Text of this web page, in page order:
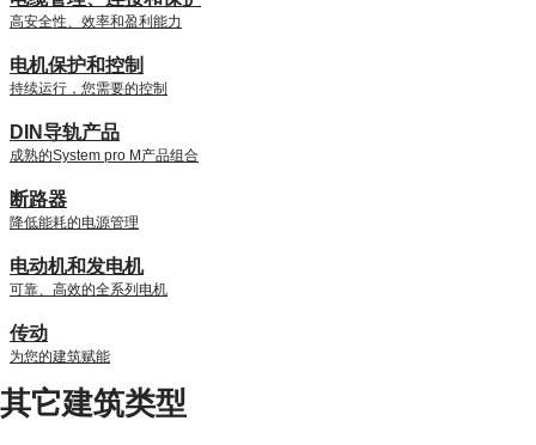
高安全性、效率和盈利能力
电机保护和控制
持续运行，您需要的控制
DIN导轨产品
成熟的System pro M产品组合
断路器
降低能耗的电源管理
电动机和发电机
可靠、高效的全系列电机
传动
为您的建筑赋能
其它建筑类型